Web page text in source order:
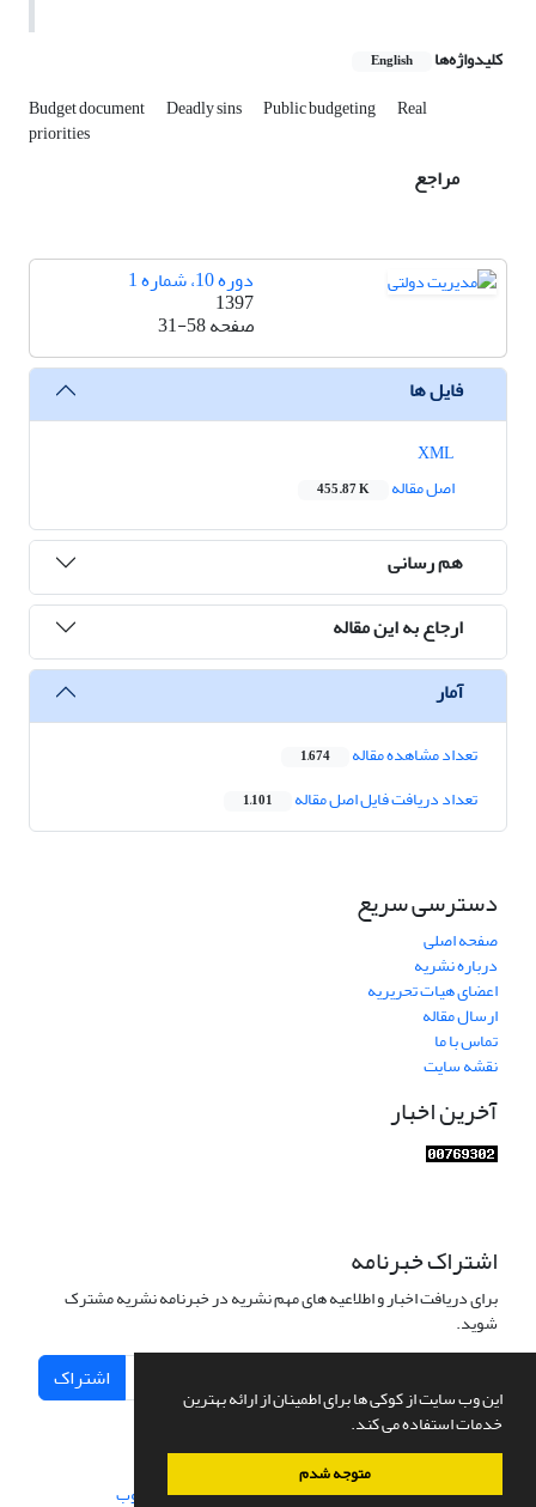
این وب سایت از کوکی ها برای اطمینان از ارائه بهترین
خدمات استفاده می کند.
متوجه شدم
کلیدواژه‌ها English
Budget document Deadly sins Public budgeting Real
priorities
مراجع
دوره 10، شماره 1
1397
صفحه31-58
فایل ها
اصل مقاله
455.87 K
هم رسانی
ارجاع به این مقاله
آمار
تعداد مشاهده مقاله 1,674
تعداد دریافت فایل اصل مقاله 1,101
دسترسی سریع
صفحه اصلی
درباره نشریه
اعضای هیات تحریریه
ارسال مقاله
تماس با ما
نقشه سایت
آخرین اخبار
اشتراک خبرنامه
برای دریافت اخبار و اطلاعیه های مهم نشریه در خبرنامه نشریه مشترک
شوید.
اشتراک
سامانه مدیریت نشریات علمی.طراحی و پیاده سازی از سیناوب